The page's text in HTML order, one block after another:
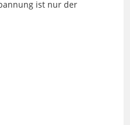
des Körpers